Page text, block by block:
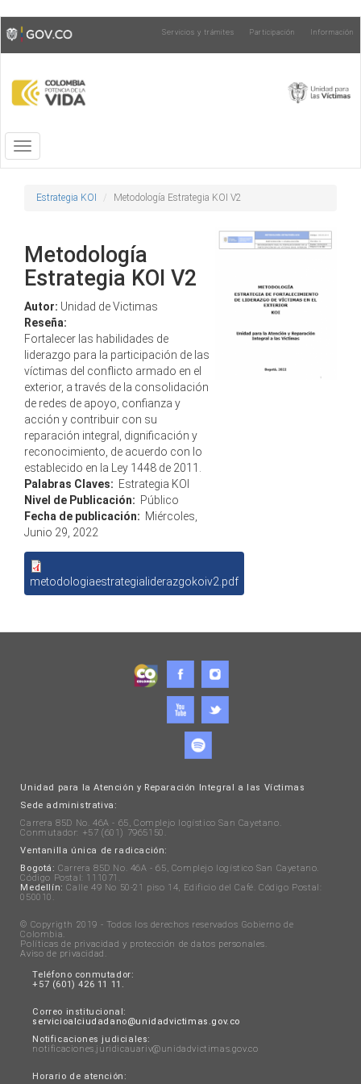
Pasar
al
contenido
Toggle
high
contrast
Servicios y trámites Participación Información
Toggle
navigation
Estrategia KOI Metodología Estrategia KOI V2
Metodología
Estrategia KOI V2
Autor: Unidad de Victimas
Reseña:
Fortalecer las habilidades de
liderazgo para la participación de las
víctimas del conflicto armado en el
exterior, a través de la consolidación
de redes de apoyo, confianza y
acción y contribuir con su
reparación integral, dignificación y
reconocimiento, de acuerdo con lo
establecido en la Ley 1448 de 2011.
Palabras Claves: Estrategia KOI
Nivel de Publicación: Público
Fecha de publicación: Miércoles,
Junio 29, 2022
metodologiaestrategialiderazgokoiv2.pdf
Unidad para la Atención y Reparación Integral a las Víctimas
Sede administrativa:
Carrera 85D No. 46A - 65, Complejo logístico San Cayetano.
Conmutador: +57 (601) 7965150.
Ventanilla única de radicación:
Bogotá: Carrera 85D No. 46A - 65, Complejo logístico San Cayetano.
Código Postal: 111071.
Medellín: Calle 49 No 50-21 piso 14, Edificio del Café. Código Postal:
050010.
© Copyrigth 2019 - Todos los derechos reservados Gobierno de
Colombia.
Políticas de privacidad y protección de datos personales.
Aviso de privacidad .
Teléfono conmutador:
+57 (601) 426 11 11.
Correo institucional:
servicioalciudadano@unidadvictimas.gov.co
Notificaciones judiciales:
notificaciones.juridicauariv@unidadvictimas.gov.co
Horario de atención: